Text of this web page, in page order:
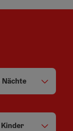
Nächte
Kinder